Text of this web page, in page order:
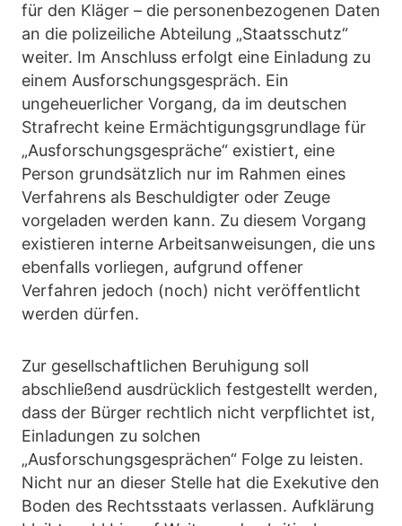
für den Kläger – die personenbezogenen Daten
an die polizeiliche Abteilung „Staatsschutz“
weiter. Im Anschluss erfolgt eine Einladung zu
einem Ausforschungsgespräch. Ein
ungeheuerlicher Vorgang, da im deutschen
Strafrecht keine Ermächtigungsgrundlage für
„Ausforschungsgespräche“ existiert, eine
Person grundsätzlich nur im Rahmen eines
Verfahrens als Beschuldigter oder Zeuge
vorgeladen werden kann. Zu diesem Vorgang
existieren interne Arbeitsanweisungen, die uns
ebenfalls vorliegen, aufgrund offener
Verfahren jedoch (noch) nicht veröffentlicht
werden dürfen.
Zur gesellschaftlichen Beruhigung soll
abschließend ausdrücklich festgestellt werden,
dass der Bürger rechtlich nicht verpflichtet ist,
Einladungen zu solchen
„Ausforschungsgesprächen“ Folge zu leisten.
Nicht nur an dieser Stelle hat die Exekutive den
Boden des Rechtsstaats verlassen. Aufklärung